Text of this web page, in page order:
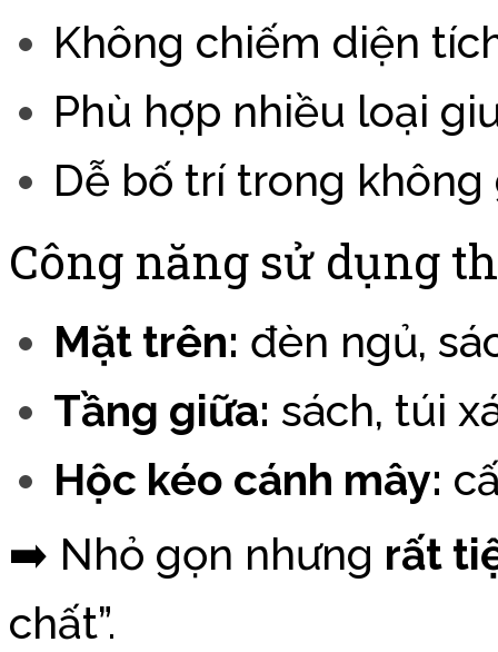
Không chiếm diện
Phù hợp nhiều loại
Dễ bố trí trong không
Công năng sử dụng
Mặt trên: đèn ngủ,
Tầng giữa: sách, túi
Hộc kéo cánh mây:
➡️ Nhỏ gọn nhưng rất
chất”.